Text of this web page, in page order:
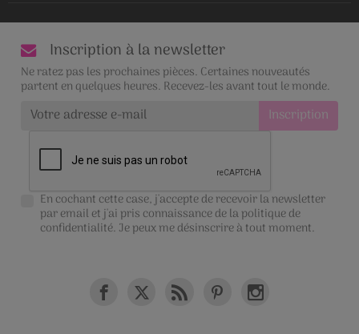
Inscription à la newsletter
Ne ratez pas les prochaines pièces. Certaines nouveautés
partent en quelques heures. Recevez-les avant tout le monde.
En cochant cette case, j'accepte de recevoir la newsletter
par email et j'ai pris connaissance de lapolitique de
confidentialité. Je peux me désinscrire à tout moment.